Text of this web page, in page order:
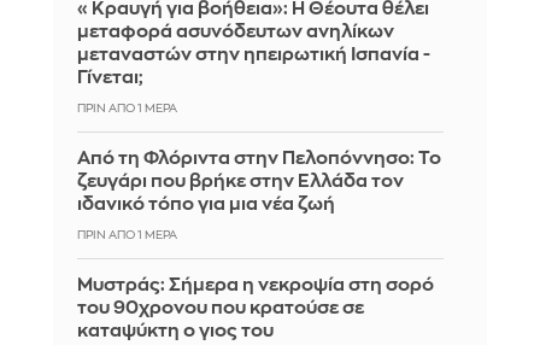
«Κραυγή για βοήθεια»: Η Θέουτα θέλει
μεταφορά ασυνόδευτων ανηλίκων
μεταναστών στην ηπειρωτική Ισπανία -
Γίνεται;
ΠΡΙΝ ΑΠΌ 1 ΜΈΡΑ
Από τη Φλόριντα στην Πελοπόννησο: Το
ζευγάρι που βρήκε στην Ελλάδα τον
ιδανικό τόπο για μια νέα ζωή
ΠΡΙΝ ΑΠΌ 1 ΜΈΡΑ
Mυστράς: Σήμερα η νεκροψία στη σορό
του 90χρονου που κρατούσε σε
καταψύκτη ο γιος του